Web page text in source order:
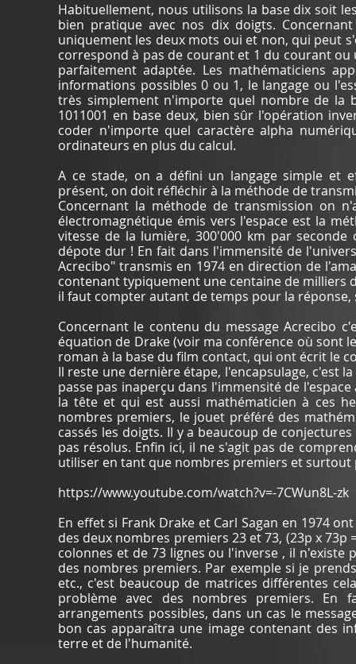
Habituellement, nous utilisons la base dix soit
bien pratique avec nos dix doigts.
uniquement les deux mots oui et non, qui peut
correspond à pas de courant et 1 du courant
parfaitement adaptée. Les mathématiciens
informations possibles 0 ou 1, le langage ou
très simplement n'importe quel nombre de la
1011001 en base deux, bien sûr l'opération
coder n'importe quel caractère alpha
ordinateurs en plus du calcul.
A ce stade, on a défini un langage simple et
présent, on doit réfléchir à la méthode de
Concernant la méthode de transmission on
électromagnétique émis vers l'espace est la
vitesse de la lumière, 300'000 km par
dépote dur ! En fait dans l'immensité de
Acrecibo" transmis en 1974 en direction de
contenant typiquement une centaine de milliers
il faut compter autant de temps pour la réponse,
Concernant le contenu du message Acrecibo
équation de Drake (voir ma conférence où sont
roman à la base du film contact, qui ont écrit le
Il reste une dernière étape, l'encapsulage, c'est
passe pas inaperçu dans l'immensité de
la tête et qui est aussi mathématicien à ces
nombres premiers, le jouet préféré des
cassés les doigts. Il y a beaucoup de
pas résolus. Enfin ici, il ne s'agit pas de
utiliser en tant que nombres premiers et
https://www.youtube.com/watch?v=-7CWun8L-zk
En effet si Frank Drake et Carl Sagan en 1974
des deux nombres premiers 23 et 73, (23p x
colonnes et de 73 lignes ou l'inverse , il
des nombres premiers. Par exemple si je
etc., c'est beaucoup de matrices différentes
problème avec des nombres premiers.
arrangements possibles, dans un cas le
bon cas apparaîtra une image contenant des
terre et de l'humanité.